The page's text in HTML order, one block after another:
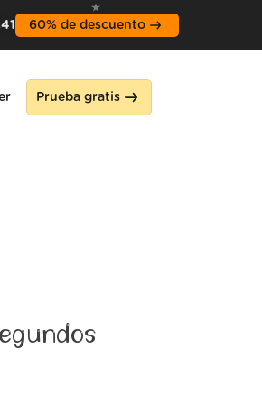
39 60% de descuento
Prueba gratis